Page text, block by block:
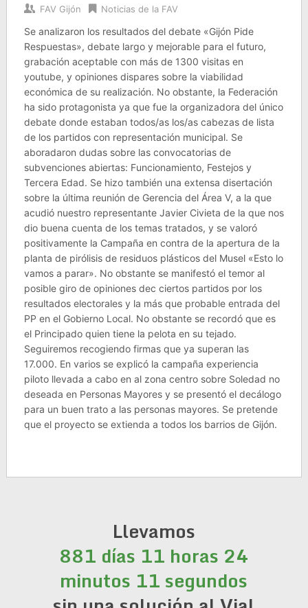
FAV Gijón Noticias de la FAV
Se analizaron los resultados del debate «Gijón Pide
Respuestas», debate largo y mejorable para el futuro,
grabación aceptable con más de 1300 visitas en
youtube, y opiniones dispares sobre la viabilidad
económica de su realización. No obstante, la Federación
ha sido protagonista ya que fue la organizadora del único
debate donde estaban todos/as los/as cabezas de lista
de los partidos con representación municipal. Se
aboradaron dudas sobre las convocatorias de
subvenciones abiertas: Funcionamiento, Festejos y
Tercera Edad. Se hizo también una extensa disertación
sobre la última reunión de Gerencia del Área V, a la que
acudió nuestro representante Javier Civieta de la que nos
dio buena cuenta de los temas tratados, y se valoró
positivamente la Campaña en contra de la apertura de la
planta de pirólisis de residuos plásticos del Musel «Esto lo
vamos a parar». No obstante se manifestó el temor al
posible giro de opiniones dec ciertos partidos por los
resultados electorales y la más que probable entrada del
PP en el Gobierno Local. No obstante se recordó que es
el Principado quien tiene la pelota en su tejado.
Seguiremos recogiendo firmas que ya superan las
17.000. En varios se explicó la campaña experiencia
piloto llevada a cabo en al zona centro sobre Soledad no
deseada en Personas Mayores y se presentó el decálogo
para un buen trato a las personas mayores. Se pretende
que el proyecto se extienda a todos los barrios de Gijón.
Llevamos
881 días 11 horas 24
minutos 11 segundos